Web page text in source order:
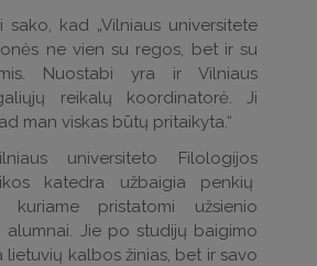
sako, kad „Vilniaus universitete
ne vien su regos, bet ir su
Nuostabi yra ir Vilniaus
reikalų koordinatorė. Ji
man viskas būtų pritaikyta.“
universiteto Filologijos
katedra užbaigia penkių
kuriame pristatomi užsienio
alumnai. Jie po studijų baigimo
kalbos žinias, bet ir savo